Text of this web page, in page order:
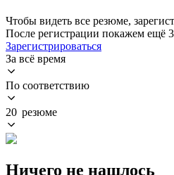
Чтобы видеть все резюме,
После регистрации покажем ещё
Зарегистрироваться
За всё время
По соответствию
20 резюме
Ничего не нашлось